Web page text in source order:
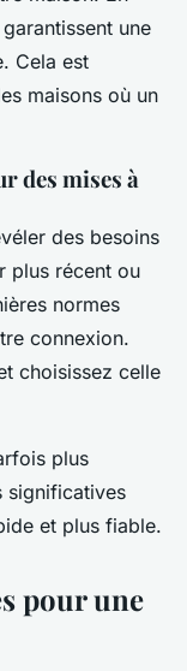
une
Cela est
maisons où un
des mises à
des besoins
plus récent ou
normes
connexion.
choisissez celle
plus
significatives
et plus fiable.
pour une